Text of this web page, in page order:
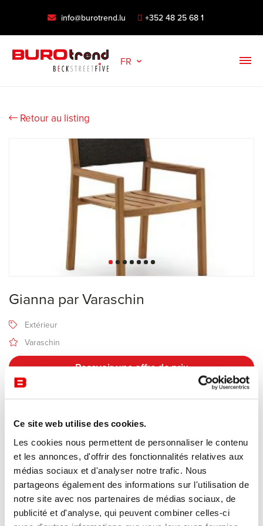
Ce site web utilise des cookies.
Les cookies nous permettent de personnaliser le contenu
et les annonces, d'offrir des fonctionnalités relatives aux
médias sociaux et d'analyser notre trafic. Nous
partageons également des informations sur l'utilisation de
notre site avec nos partenaires de médias sociaux, de
publicité et d'analyse, qui peuvent combiner celles-ci
info@burotrend.lu +352 48 25 68 1
FR
Retour au listing
Gianna par Varaschin
Extérieur
Varaschin
Recevoir une offre de prix
Description
Gianna incarne une approche du design où l’harmonie entre
formes épurées et détails raffinés crée un équilibre parfait. La
pureté linéaire est la clé de voûte esthétique qui permet aux
fauteuils, canapés, transats et tables basses de la collection de
s’intégrer harmonieusement aux espaces extérieurs.